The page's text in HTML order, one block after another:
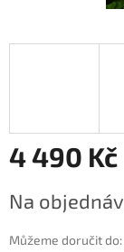
4 490 Kč
cena:
Na
Můžeme doručit do: